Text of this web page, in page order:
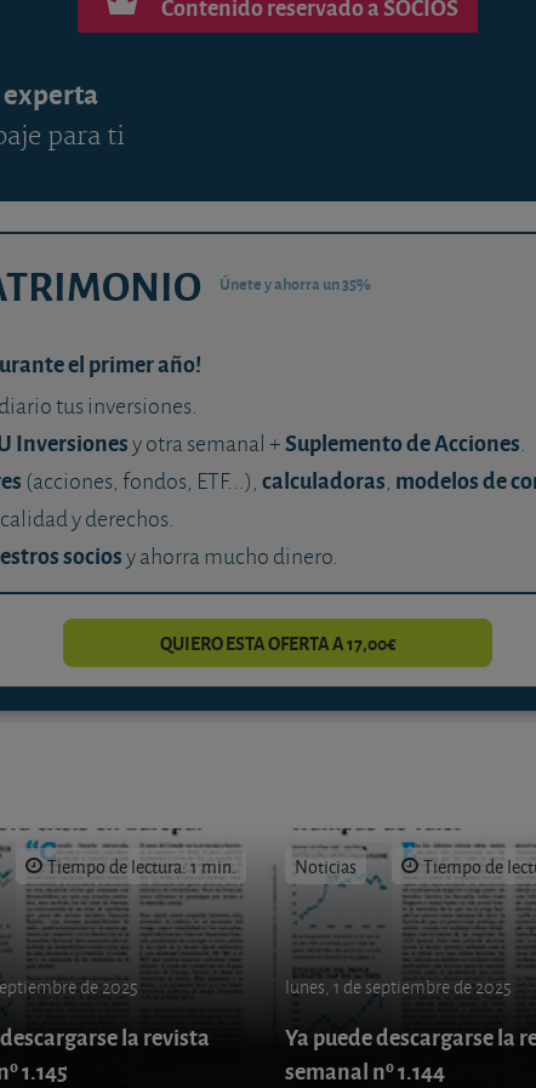
para ti
Únete y ahorra un 35%
el primer año!
tus inversiones.
Inversionesy otra semanal +Suplemento de Acciones.
(acciones, fondos, ETF...), calculadoras, modelos de
y derechos.
sociosy ahorra mucho dinero.
QUIERO ESTA OFERTA A 17,00€
Tiempo de lectura: 1 min.
de 2025
la revista
1.145
Noticias Tiempo de
lunes, 1 de septiembre de 2025
Ya puede descargarse la
semanal nº 1.144